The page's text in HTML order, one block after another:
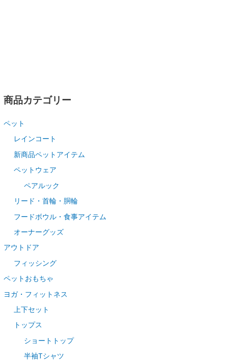
商品カテゴリー
ペット
レインコート
新商品ペットアイテム
ペットウェア
ペアルック
リード・首輪・胴輪
フードボウル・食事アイテム
オーナーグッズ
アウトドア
フィッシング
ペットおもちゃ
ヨガ・フィットネス
上下セット
トップス
ショートトップ
半袖Tシャツ